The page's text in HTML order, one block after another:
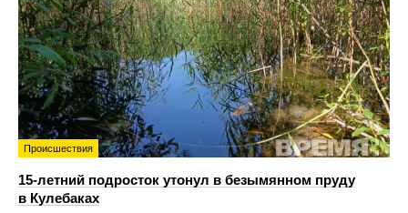
Происшествия
15-летний подросток утонул в безымянном пруду
в Кулебаках